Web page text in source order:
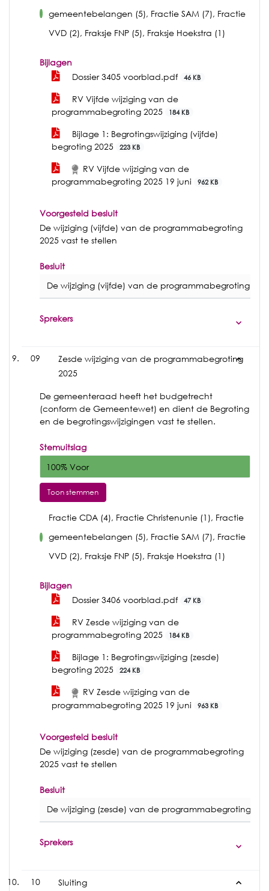
voor
gemeentebelangen (5), Fractie SAM (7), Fractie
VVD (2), Fraksje FNP (5), Fraksje Hoekstra (1)
Bijlagen
Dossier 3405 voorblad.pdf
46 KB
RV Vijfde wijziging van de
programmabegroting 2025
184 KB
Bijlage 1: Begrotingswijziging (vijfde)
begroting 2025
223 KB
RV Vijfde wijziging van de
programmabegroting 2025 19 juni
962 KB
Voorgesteld besluit
De wijziging (vijfde) van de programmabegroting
2025 vast te stellen
Besluit
De wijziging (vijfde) van de programmabegroting
Sprekers
09
Zesde wijziging van de programmabegroting
2025
De gemeenteraad heeft het budgetrecht
(conform de Gemeentewet) en dient de Begroting
en de begrotingswijzigingen vast te stellen.
Stemuitslag
100% Voor
Toon stemmen
Fractie CDA (4), Fractie Christenunie (1), Fractie
gemeentebelangen (5), Fractie SAM (7), Fractie
VVD (2), Fraksje FNP (5), Fraksje Hoekstra (1)
Bijlagen
Dossier 3406 voorblad.pdf
47 KB
RV Zesde wijziging van de
programmabegroting 2025
184 KB
Bijlage 1: Begrotingswijziging (zesde)
begroting 2025
224 KB
RV Zesde wijziging van de
programmabegroting 2025 19 juni
963 KB
Voorgesteld besluit
De wijziging (zesde) van de programmabegroting
2025 vast te stellen
Besluit
De wijziging (zesde) van de programmabegroting
Sprekers
10 Sluiting